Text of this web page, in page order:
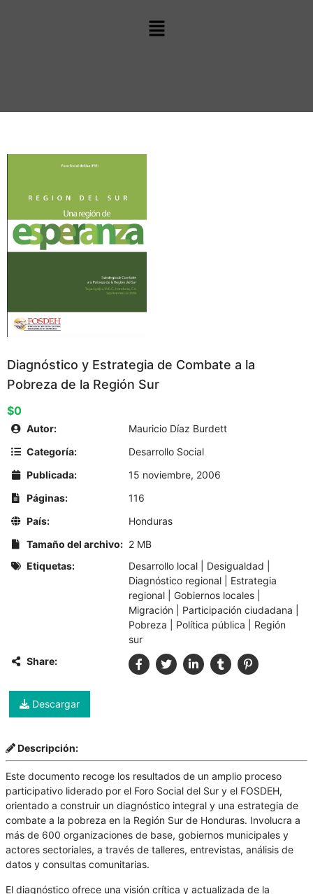
Diagnóstico y Estrategia de Combate a la
Pobreza de la Región Sur
$0
Autor:
Mauricio Díaz Burdett
Categoría:
Desarrollo Social
Publicada:
15 noviembre, 2006
Páginas:
116
País:
Honduras
Tamaño del archivo: 2 MB
Etiquetas:
Desarrollo local Desigualdad
Diagnóstico regional
Estrategia
regional
Gobiernos locales
Migración
Participación ciudadana
Pobreza
Política pública
Región
sur
Share:
Descargar
Descripción:
Este documento recoge los resultados de un amplio proceso
participativo liderado por el Foro Social del Sur y el FOSDEH,
orientado a construir un diagnóstico integral y una estrategia de
combate a la pobreza en la Región Sur de Honduras. Involucra a
más de 600 organizaciones de base, gobiernos municipales y
actores sectoriales, a través de talleres, entrevistas, análisis de
datos y consultas comunitarias.
El diagnóstico ofrece una visión crítica y actualizada de la